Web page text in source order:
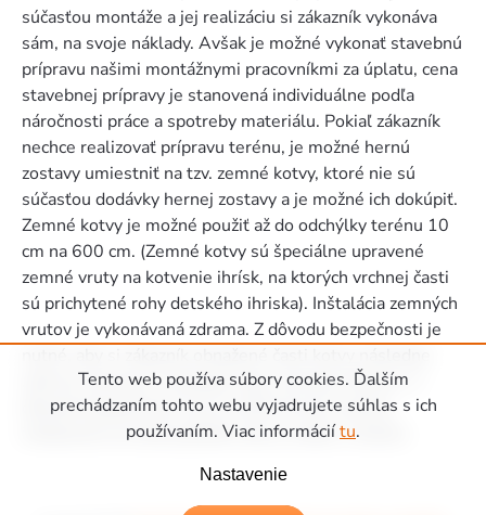
Tento web používa súbory cookies. Ďalším
prechádzaním tohto webu vyjadrujete súhlas s ich
používaním. Viac informáciítu.
Nastavenie
súčasťou montáže a jej realizáciu si zákazník vykonáva
sám, na svoje náklady. Avšak je možné vykonať stavebnú
prípravu našimi montážnymi pracovníkmi za úplatu, cena
stavebnej prípravy je stanovená individuálne podľa
náročnosti práce a spotreby materiálu. Pokiaľ zákazník
nechce realizovať prípravu terénu, je možné hernú
zostavy umiestniť na tzv. zemné kotvy, ktoré nie sú
súčasťou dodávky hernej zostavy a je možné ich dokúpiť.
Zemné kotvy je možné použiť až do odchýlky terénu 10
cm na 600 cm. (Zemné kotvy sú špeciálne upravené
zemné vruty na kotvenie ihrísk, na ktorých vrchnej časti
sú prichytené rohy detského ihriska). Inštalácia zemných
vrutov je vykonávaná zdrama. Z dôvodu bezpečnosti je
zahrnul zeminou či obsypal napr. jemným štrkom. Z
dôvodu bezpečnosti nie je možné herné zostavy
inštalovať na tvrdé podložie ako je asfalt, či betón.